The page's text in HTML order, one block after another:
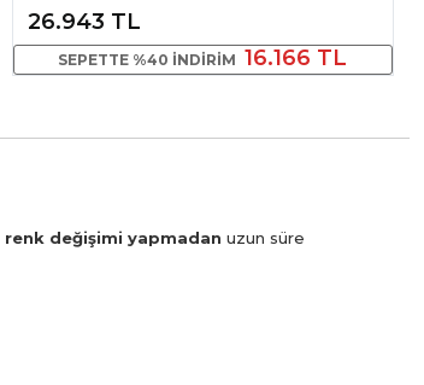
26.943 TL
SEPETTE %40 INDIRIM 16.166 TL
renk değişimi yapmadan uzun süre